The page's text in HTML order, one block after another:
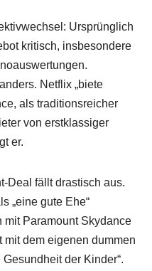
Ursprünglich
kritisch, insbesondere
Netflix „biete
als traditionsreicher
von erstklassiger
er.
Deal fällt drastisch aus.
„eine gute Ehe“
mit Paramount Skydance
mit dem eigenen dummen
der Kinder“.